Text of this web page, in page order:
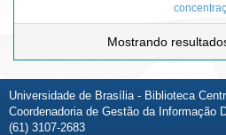
Mostrando
Universidade de Brasília - Biblioteca
Coordenadoria de Gestão da Informação
(61) 3107-2683